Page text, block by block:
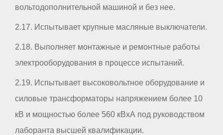
вольтодополнительной машиной и без нее.
2.17. Испытывает крупные масляные выключатели.
2.18. Выполняет монтажные и ремонтные работы
электрооборудования в процессе испытаний.
2.19. Испытывает высоковольтное оборудование и
силовые трансформаторы напряжением более 10
кВ и мощностью более 560 кВхА под руководством
лаборанта высшей квалификации.